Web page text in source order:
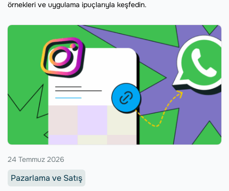
örnekleri ve uygulama ipuçlarıyla keşfedin.
24 Temmuz 2026
Pazarlama ve Satış